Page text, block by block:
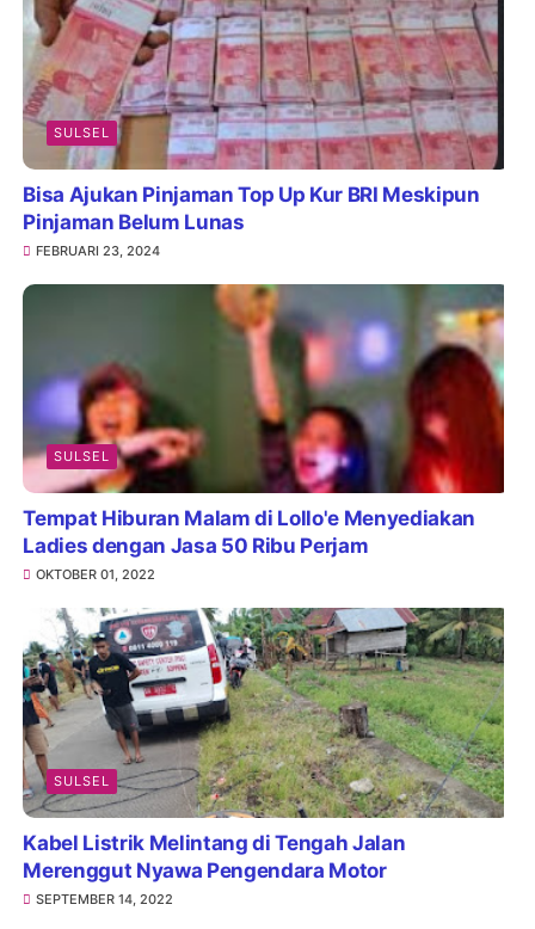
SULSEL
Bisa Ajukan Pinjaman Top Up Kur BRI Meskipun
Pinjaman Belum Lunas
FEBRUARI 23, 2024
SULSEL
Tempat Hiburan Malam di Lollo'e Menyediakan
Ladies dengan Jasa 50 Ribu Perjam
OKTOBER 01, 2022
SULSEL
Kabel Listrik Melintang di Tengah Jalan
Merenggut Nyawa Pengendara Motor
SEPTEMBER 14, 2022